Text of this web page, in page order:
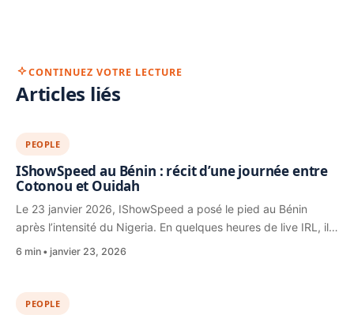
CONTINUEZ VOTRE LECTURE
Articles liés
PEOPLE
IShowSpeed au Bénin : récit d’une journée entre
Cotonou et Ouidah
Le 23 janvier 2026, IShowSpeed a posé le pied au Bénin
après l’intensité du Nigeria. En quelques heures de live IRL, il…
6 min janvier 23, 2026
PEOPLE